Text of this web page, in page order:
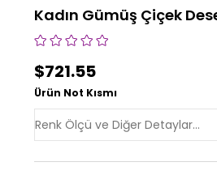
Kadın Gümüş Çiçek
$721.55
Ürün Not Kısmı